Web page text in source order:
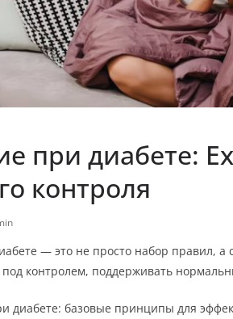
при диабете:
контроля
— это не просто набор правил, а
под контролем, поддерживать
диабете: базовые принципы для